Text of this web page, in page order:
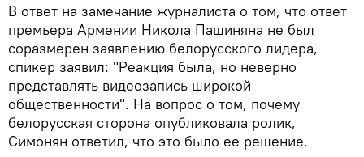
В ответ на замечание журналиста о том, что ответ
премьера Армении Никола Пашиняна не был
соразмерен заявлению белорусского лидера,
спикер заявил: "Реакция была, но неверно
представлять видеозапись широкой
общественности". На вопрос о том, почему
белорусская сторона опубликовала ролик,
Симонян ответил, что это было ее решение.